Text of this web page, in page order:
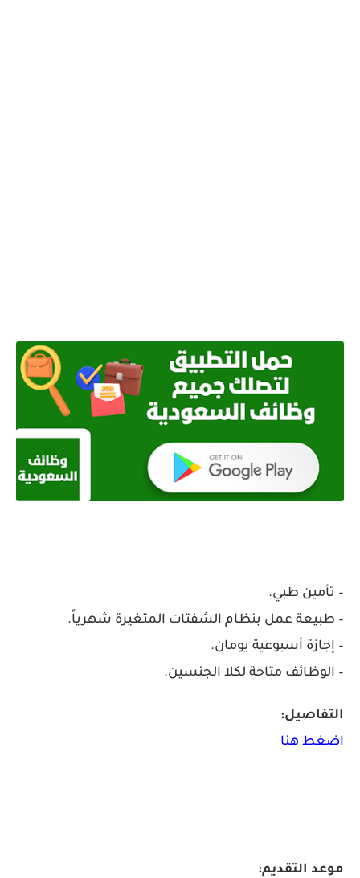
– تأمين طبي.
– طبيعة عمل بنظام الشفتات المتغيرة شهرياً.
– إجازة أسبوعية يومان.
– الوظائف متاحة لكلا الجنسين.
التفاصيل:
اضغط هنا
موعد التقديم: